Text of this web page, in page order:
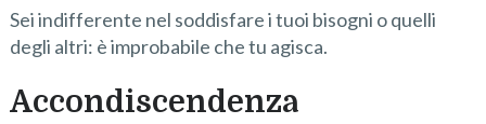
Sei indifferente nel soddisfare i tuoi bisogni o quelli
degli altri: è improbabile che tu agisca.
Accondiscendenza